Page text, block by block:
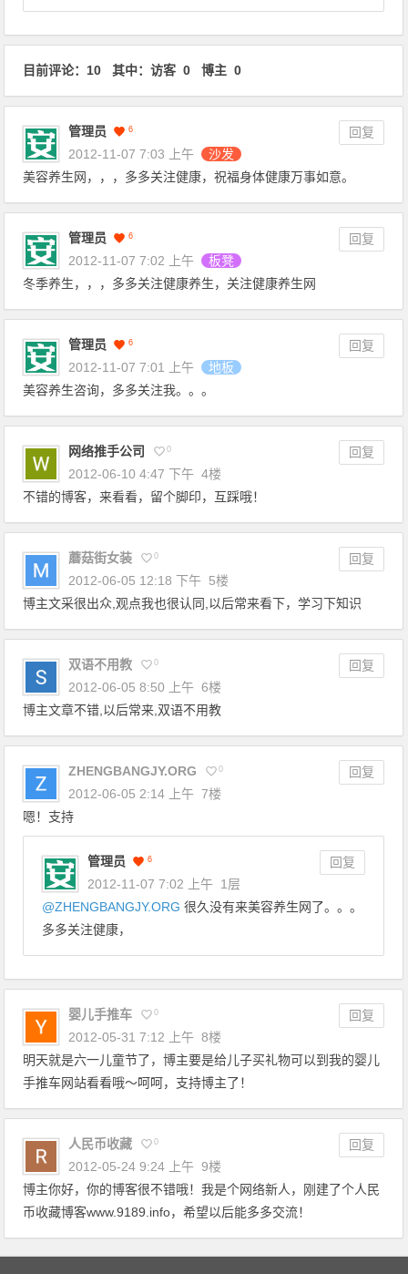
目前评论：10 其中：访客 0 博主 0
管理员 6
回复
2012-11-07 7:03 上午
沙发
美容养生网，，，多多关注健康，祝福身体健康万事如意。
管理员 6
回复
2012-11-07 7:02 上午
板凳
冬季养生，，，多多关注健康养生，关注健康养生网
管理员 6
回复
2012-11-07 7:01 上午
地板
美容养生咨询，多多关注我。。。
网络推手公司 0
回复
2012-06-10 4:47 下午 4楼
不错的博客，来看看，留个脚印，互踩哦！
蘑菇街女装 0
回复
2012-06-05 12:18 下午 5楼
博主文采很出众,观点我也很认同,以后常来看下，学习下知识
双语不用教 0
回复
2012-06-05 8:50 上午 6楼
博主文章不错,以后常来,双语不用教
ZHENGBANGJY.ORG 0
回复
2012-06-05 2:14 上午 7楼
嗯！支持
管理员 6
回复
2012-11-07 7:02 上午 1层
@ZHENGBANGJY.ORG 很久没有来美容养生网了。。。
多多关注健康，
婴儿手推车 0
回复
2012-05-31 7:12 上午 8楼
明天就是六一儿童节了，博主要是给儿子买礼物可以到我的婴儿
手推车网站看看哦～呵呵，支持博主了！
人民币收藏 0
回复
2012-05-24 9:24 上午 9楼
博主你好，你的博客很不错哦！我是个网络新人，刚建了个人民
币收藏博客www.9189.info，希望以后能多多交流！